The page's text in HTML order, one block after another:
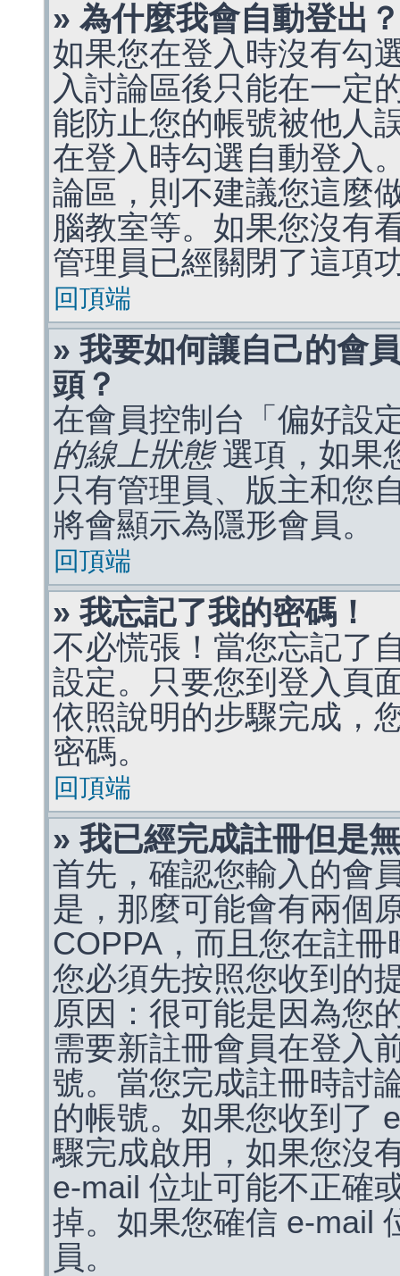
» 為什麼我會自動登出？
如果您在登入時沒有勾
入討論區後只能在一定
能防止您的帳號被他人
在登入時勾選自動登入
論區，則不建議您這麼
腦教室等。如果您沒有
管理員已經關閉了這項
回頂端
» 我要如何讓自己的會
頭？
在會員控制台「偏好設
的線上狀態選項，如果
只有管理員、版主和您
將會顯示為隱形會員。
回頂端
» 我忘記了我的密碼！
不必慌張！當您忘記了
設定。只要您到登入頁
依照說明的步驟完成，
密碼。
回頂端
» 我已經完成註冊但是
首先，確認您輸入的會
是，那麼可能會有兩個
COPPA，而且您在註
您必須先按照您收到的
原因：很可能是因為您
需要新註冊會員在登入
號。當您完成註冊時討
的帳號。如果您收到了
驟完成啟用，如果您沒
e-mail 位址可能不正確
掉。如果您確信 e-mail
員。